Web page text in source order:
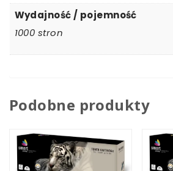
Wydajność / pojemność
1000 stron
Podobne produkty